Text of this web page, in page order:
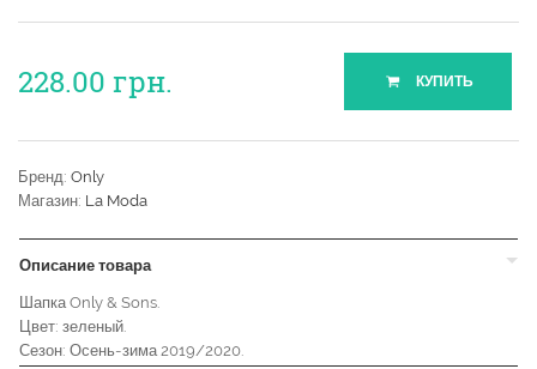
228.00 грн. КУПИТЬ
Бренд: Only
Магазин: La Moda
Описание товара
Шапка Only & Sons.
Цвет: зеленый.
Сезон: Осень-зима 2019/2020.